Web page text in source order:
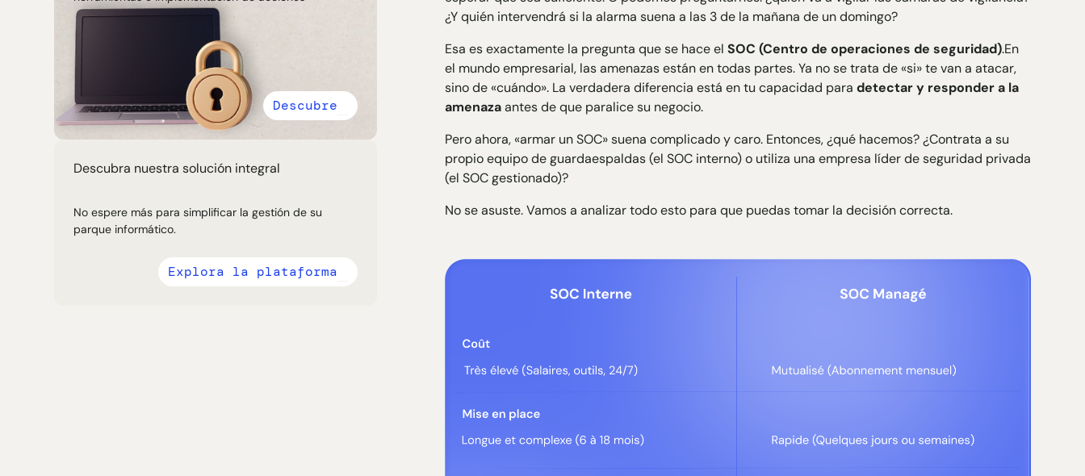
Descubre
Descubra nuestra solución integral
No espere más para simplificar la gestión de su
parque informático.
Explora la plataforma
H4 Texte
H5 Texte
H6 Texte
¿Y quién intervendrá si la alarma suena a las 3 de la mañana de un domingo?
Esa es exactamente la pregunta que se hace el SOC (Centro de operaciones de seguridad).En
el mundo empresarial, las amenazas están en todas partes. Ya no se trata de «si» te van a atacar,
sino de «cuándo». La verdadera diferencia está en tu capacidad para detectar y responder a la
amenazaantes de que paralice su negocio.
Pero ahora, «armar un SOC» suena complicado y caro. Entonces, ¿qué hacemos? ¿Contrata a su
propio equipo de guardaespaldas (el SOC interno) o utiliza una empresa líder de seguridad privada
(el SOC gestionado)?
No se asuste. Vamos a analizar todo esto para que puedas tomar la decisión correcta.